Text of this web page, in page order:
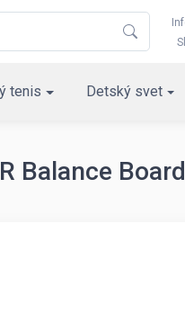
tenis Detský svet
Balance Board